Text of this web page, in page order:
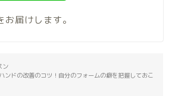
届けします。
ン
ンドの改善のコツ！自分のフォームの癖を把握しておこ